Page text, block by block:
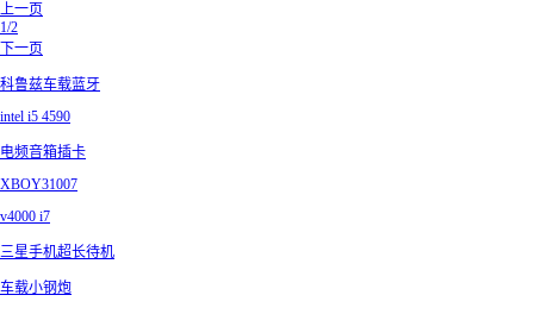
上一页
1/2
下一页
科鲁兹车载蓝牙
intel i5 4590
电频音箱插卡
XBOY31007
v4000 i7
三星手机超长待机
车载小钢炮